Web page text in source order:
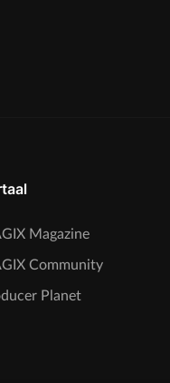
Magazine
Community
Planet